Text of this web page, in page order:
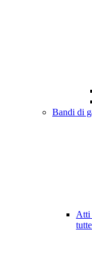
Bandi di
Atti